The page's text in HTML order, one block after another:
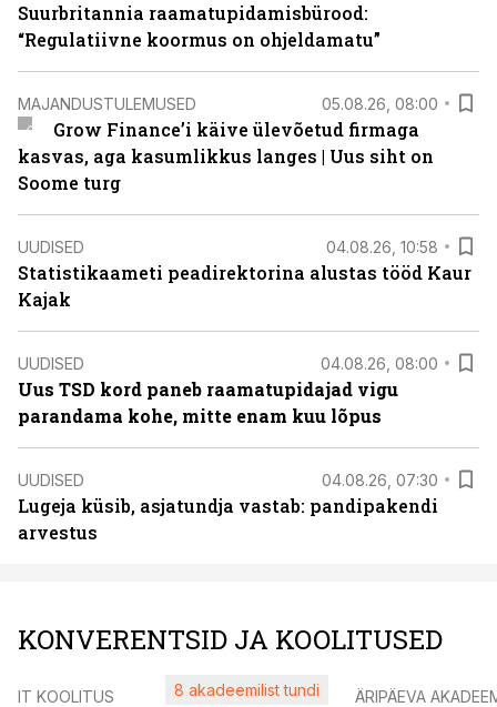
Suurbritannia raamatupidamisbürood:
“Regulatiivne koormus on ohjeldamatu”
MAJANDUSTULEMUSED 05.08.26, 08:00
Grow Finance’i käive ülevõetud firmaga
kasvas, aga kasumlikkus langes | Uus siht on
Soome turg
UUDISED 04.08.26, 10:58
Statistikaameti peadirektorina alustas tööd Kaur
Kajak
UUDISED 04.08.26, 08:00
Uus TSD kord paneb raamatupidajad vigu
parandama kohe, mitte enam kuu lõpus
UUDISED 04.08.26, 07:30
Lugeja küsib, asjatundja vastab: pandipakendi
arvestus
KONVERENTSID JA KOOLITUSED
IT KOOLITUS 8 akadeemilist tundi ÄRIPÄEVA